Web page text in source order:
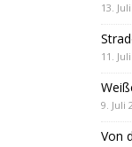
13.
11.
9. Juli
Von